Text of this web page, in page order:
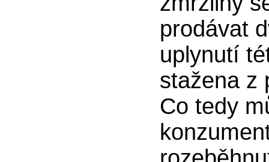
prodávat
uplynutí
stažena z
Co tedy